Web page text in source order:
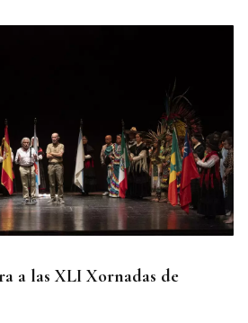
a las XLI Xornadas de